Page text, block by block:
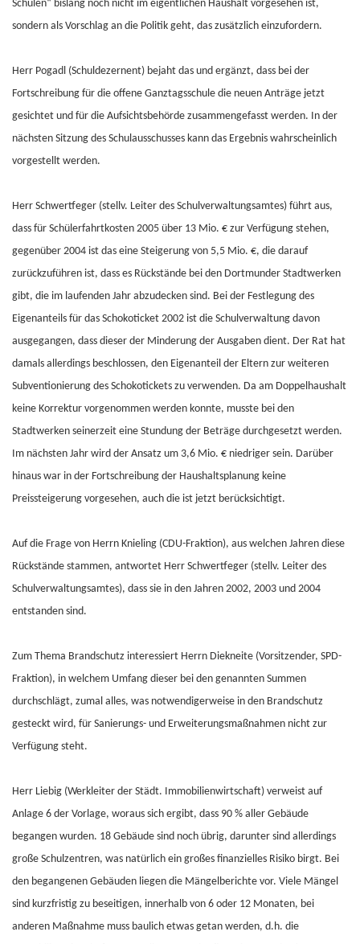
Schulen“ bislang noch nicht im eigentlichen Haushalt vorgesehen ist,
sondern als Vorschlag an die Politik geht, das zusätzlich einzufordern.
Herr Pogadl (Schuldezernent) bejaht das und ergänzt, dass bei der
Fortschreibung für die offene Ganztagsschule die neuen Anträge jetzt
gesichtet und für die Aufsichtsbehörde zusammengefasst werden. In der
nächsten Sitzung des Schulausschusses kann das Ergebnis wahrscheinlich
vorgestellt werden.
Herr Schwertfeger (stellv. Leiter des Schulverwaltungsamtes) führt aus,
dass für Schülerfahrtkosten 2005 über 13 Mio. € zur Verfügung stehen,
gegenüber 2004 ist das eine Steigerung von 5,5 Mio. €, die darauf
zurückzuführen ist, dass es Rückstände bei den Dortmunder Stadtwerken
gibt, die im laufenden Jahr abzudecken sind. Bei der Festlegung des
Eigenanteils für das Schokoticket 2002 ist die Schulverwaltung davon
ausgegangen, dass dieser der Minderung der Ausgaben dient. Der Rat hat
damals allerdings beschlossen, den Eigenanteil der Eltern zur weiteren
Subventionierung des Schokotickets zu verwenden. Da am Doppelhaushalt
keine Korrektur vorgenommen werden konnte, musste bei den
Stadtwerken seinerzeit eine Stundung der Beträge durchgesetzt werden.
Im nächsten Jahr wird der Ansatz um 3,6 Mio. € niedriger sein. Darüber
hinaus war in der Fortschreibung der Haushaltsplanung keine
Preissteigerung vorgesehen, auch die ist jetzt berücksichtigt.
Auf die Frage von Herrn Knieling (CDU-Fraktion), aus welchen Jahren diese
Rückstände stammen, antwortet Herr Schwertfeger (stellv. Leiter des
Schulverwaltungsamtes), dass sie in den Jahren 2002, 2003 und 2004
entstanden sind.
Zum Thema Brandschutz interessiert Herrn Diekneite (Vorsitzender, SPD-
Fraktion), in welchem Umfang dieser bei den genannten Summen
durchschlägt, zumal alles, was notwendigerweise in den Brandschutz
gesteckt wird, für Sanierungs- und Erweiterungsmaßnahmen nicht zur
Verfügung steht.
Herr Liebig (Werkleiter der Städt. Immobilienwirtschaft) verweist auf
Anlage 6 der Vorlage, woraus sich ergibt, dass 90 % aller Gebäude
begangen wurden. 18 Gebäude sind noch übrig, darunter sind allerdings
große Schulzentren, was natürlich ein großes finanzielles Risiko birgt. Bei
den begangenen Gebäuden liegen die Mängelberichte vor. Viele Mängel
sind kurzfristig zu beseitigen, innerhalb von 6 oder 12 Monaten, bei
anderen Maßnahme muss baulich etwas getan werden, d.h. die